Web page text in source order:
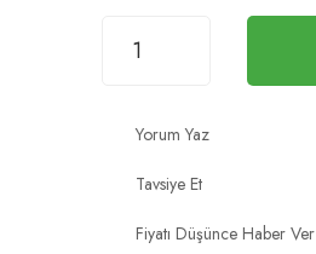
Yorum Yaz
Tavsiye Et
Fiyatı Düşünce Haber Ver